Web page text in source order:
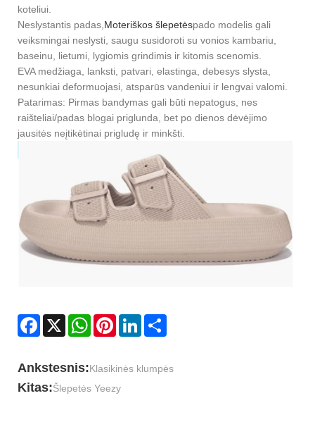
koteliui.
Neslystantis padas, Moteriškos šlepetėspado modelis gali
veiksmingai neslysti, saugu susidoroti su vonios kambariu,
baseinu, lietumi, lygiomis grindimis ir kitomis scenomis.
EVA medžiaga, lanksti, patvari, elastinga, debesys slysta,
nesunkiai deformuojasi, atsparūs vandeniui ir lengvai valomi.
Patarimas: Pirmas bandymas gali būti nepatogus, nes
raišteliai/padas blogai priglunda, bet po dienos dėvėjimo
jausitės neįtikėtinai prigludę ir minkšti.
Facebook
X WhatsAppPinterestLinkedIn
Ankstesnis:Klasikinės klumpės
Kitas:Šlepetės Yeezy